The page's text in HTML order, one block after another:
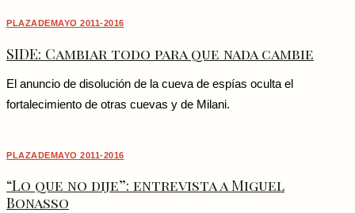
PLAZADEMAYO 2011-2016
SIDE: Cambiar todo para que nada cambie
El anuncio de disolución de la cueva de espías oculta el
fortalecimiento de otras cuevas y de Milani.
PLAZADEMAYO 2011-2016
“Lo que no dije”: entrevista a Miguel
Bonasso